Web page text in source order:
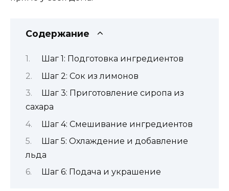
Содержание
Шаг 1: Подготовка ингредиентов
Шаг 2: Сок из лимонов
Шаг 3: Приготовление сиропа из
сахара
Шаг 4: Смешивание ингредиентов
Шаг 5: Охлаждение и добавление
льда
Шаг 6: Подача и украшение